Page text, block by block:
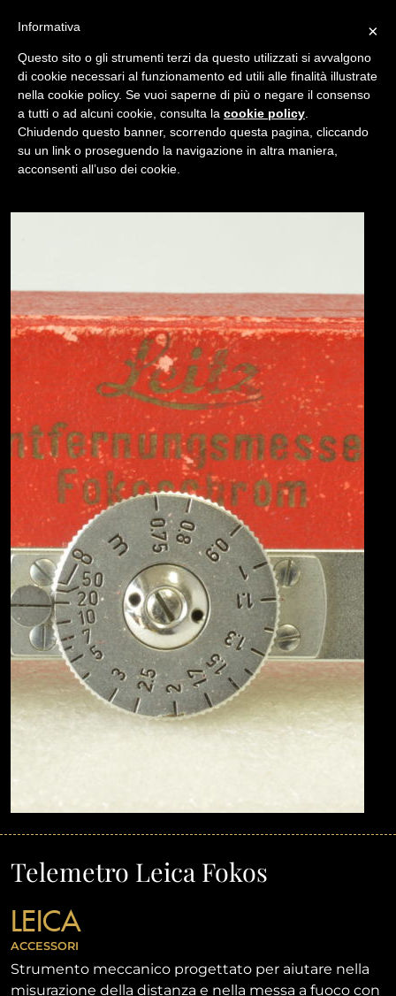
/ USATO TELEMETRO LEICA FOKOS
NAVIGAZIONE
Telemetro Leica Fokos
LEICA
ACCESSORI
Strumento meccanico progettato per aiutare nella
misurazione della distanza e nella messa a fuoco con
×
Informativa
Questo sito o gli strumenti terzi da questo utilizzati si avvalgono
di cookie necessari al funzionamento ed utili alle finalità illustrate
nella cookie policy. Se vuoi saperne di più o negare il consenso
a tutti o ad alcuni cookie, consulta la cookie policy
Chiudendo questo banner, scorrendo questa pagina, cliccando
su un link o proseguendo la navigazione in altra maniera,
acconsenti all’uso dei cookie.